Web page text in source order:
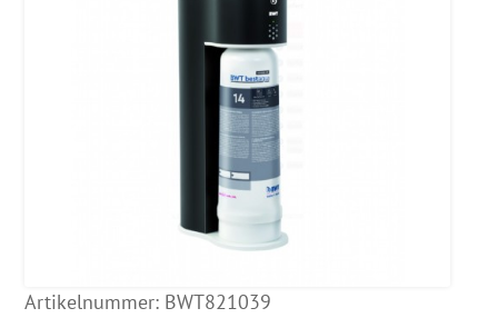
Artikelnummer: BWT821039